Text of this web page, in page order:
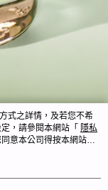
式之詳情，及若您不希
，請參閱本網站「 隱私
意本公司得按本網站使